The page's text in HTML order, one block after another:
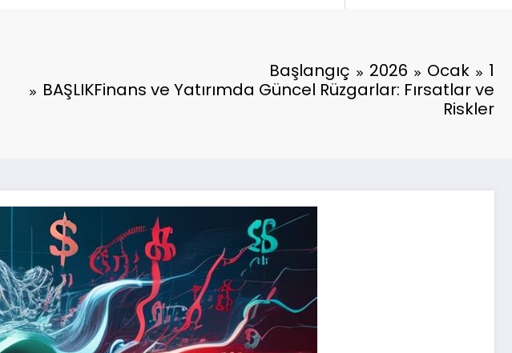
Başlangıç 2026 Ocak
1
BAŞLIKFinans ve Yatırımda Güncel Rüzgarlar: Fırsatlar ve
Riskler